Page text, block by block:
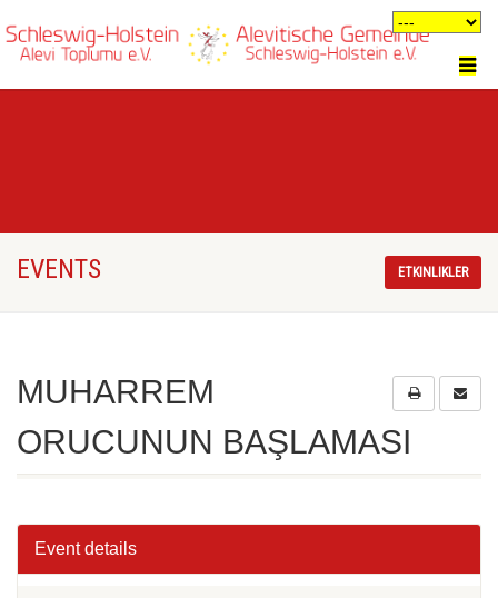
EVENTS ETKINLIKLER
MUHARREM
ORUCUNUN BAŞLAMASI
Event details